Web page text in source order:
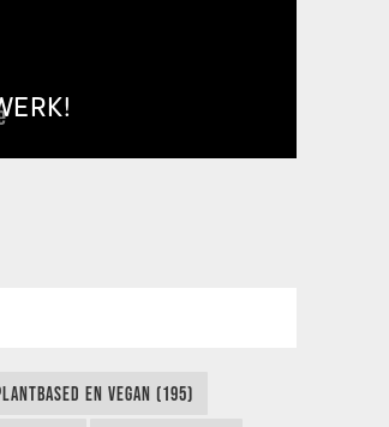
EN VEGAN (195)